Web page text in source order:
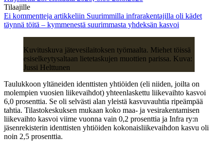
Tilaajille
Ei kommentteja artikkeliin Suurimmilla infrarakentajilla oli kädet
täynnä töitä – kymmenestä suurimmasta yhdeksän kasvoi
Kuvituskuva jätevesilaitoksen työmaalta. Miehet töissä
esiselkeytysaltaan lietetaskujen muottien parissa. Kuva:
Jussi Helttunen
Taulukkoon yltäneiden identtisten yhtiöiden (eli niiden, joilta on
molempien vuosien liikevaihdot) yhteenlaskettu liikevaihto kasvoi
6,0 prosenttia. Se oli selvästi alan yleistä kasvuvauhtia ripeämpää
tahtia. Tilastokeskuksen mukaan koko maa- ja vesirakentamisen
liikevaihto kasvoi viime vuonna vain 0,2 prosenttia ja Infra ry:n
jäsenrekisterin identtisten yhtiöiden kokonaisliikevaihdon kasvu oli
noin 2,5 prosenttia.